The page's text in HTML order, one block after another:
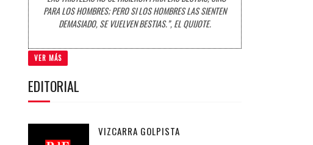
PARA LOS HOMBRES; PERO SI LOS HOMBRES LAS SIENTEN
DEMASIADO, SE VUELVEN BESTIAS.”, EL QUIJOTE.
VER MÁS
EDITORIAL
VIZCARRA GOLPISTA